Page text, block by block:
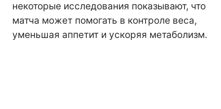
некоторые исследования показывают, что
матча может помогать в контроле веса,
уменьшая аппетит и ускоряя метаболизм.